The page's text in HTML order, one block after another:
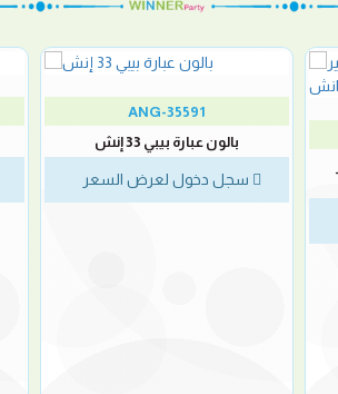
ANG-35591
بالون عبارة بيبي 33 إنش
سجل دخول لعرض السعر